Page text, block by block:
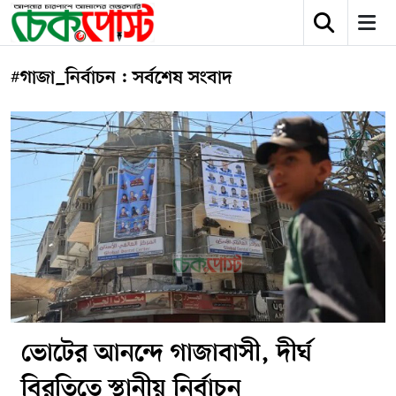
#গাজা_নির্বাচন : সর্বশেষ সংবাদ
ভোটের আনন্দে গাজাবাসী, দীর্ঘ
বিরতিতে স্থানীয় নির্বাচন